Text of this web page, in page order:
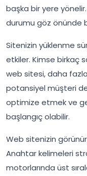
başka bir yere
durumu göz önünde
Sitenizin yüklenme
etkiler. Kimse birkaç
web sitesi, daha
potansiyel müşteri
optimize etmek ve
başlangıç olabilir.
Web sitenizin
Anahtar kelimeleri
motorlarında üst